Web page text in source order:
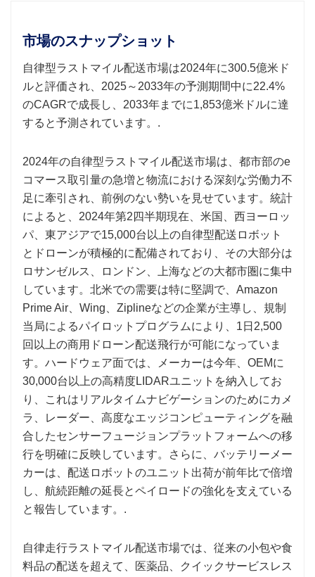
市場のスナップショット
自律型ラストマイル配送市場は2024年に300.5億米ド
ルと評価され、2025～2033年の予測期間中に22.4%
のCAGRで成長し、2033年までに1,853億米ドルに達
すると予測されています。.
2024年の自律型ラストマイル配送市場は、都市部のe
コマース取引量の急増と物流における深刻な労働力不
足に牽引され、前例のない勢いを見せています。統計
によると、2024年第2四半期現在、米国、西ヨーロッ
パ、東アジアで15,000台以上の自律型配送ロボット
とドローンが積極的に配備されており、その大部分は
ロサンゼルス、ロンドン、上海などの大都市圏に集中
しています。北米での需要は特に堅調で、Amazon
Prime Air、Wing、Ziplineなどの企業が主導し、規制
当局によるパイロットプログラムにより、1日2,500
回以上の商用ドローン配送飛行が可能になっていま
す。ハードウェア面では、メーカーは今年、OEMに
30,000台以上の高精度LIDARユニットを納入してお
り、これはリアルタイムナビゲーションのためにカメ
ラ、レーダー、高度なエッジコンピューティングを融
合したセンサーフュージョンプラットフォームへの移
行を明確に反映しています。さらに、バッテリーメー
カーは、配送ロボットのユニット出荷が前年比で倍増
し、航続距離の延長とペイロードの強化を支えている
と報告しています。.
自律走行ラストマイル配送市場では、従来の小包や食
料品の配送を超えて、医薬品、クイックサービスレス